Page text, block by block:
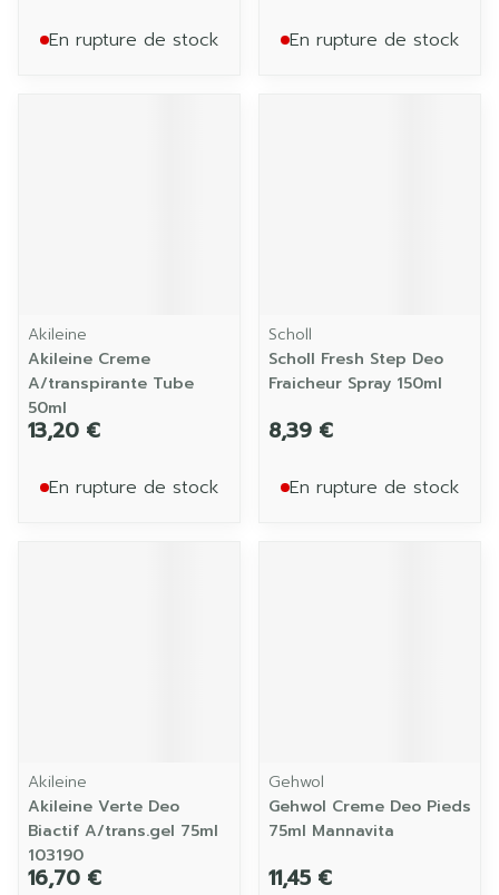
En rupture de stock En rupture de stock
Akileine
Akileine Creme
A/transpirante Tube
50ml
13,20 €
En rupture de stock
Scholl
Scholl Fresh Step Deo
Fraicheur Spray 150ml
8,39 €
En rupture de stock
Akileine
Akileine Verte Deo
Biactif A/trans.gel 75ml
103190
16,70 €
Gehwol
Gehwol Creme Deo Pieds
75ml Mannavita
11,45 €